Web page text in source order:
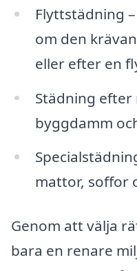
Flyttstädning
om den
eller efter en
Städning efter
byggdamm
mattor, soffor
Genom att välja
bara en renare